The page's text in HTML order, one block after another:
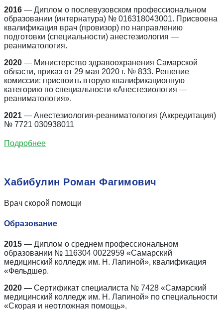
2016 — Диплом о послевузовском профессиональном
образовании (интернатура) № 016318043001. Присвоена
квалификация врач (провизор) по направлению
подготовки (специальности) анестезиология —
реаниматология.
2020 — Министерство здравоохранения Самарской
области, приказ от 29 мая 2020 г. № 833. Решение
комиссии: присвоить вторую квалификационную
категорию по специальности «Анестезиология —
реаниматология».
2021 — Анестезиология-реаниматология (Аккредитация)
№ 7721 030938011
Подробнее
Хабибулин Роман Фагимович
Врач скорой помощи
Образование
2015 — Диплом о среднем профессиональном
образовании № 116304 0022959 «Самарский
медицинский колледж им. Н. Лапиной», квалификация
«Фельдшер.
2020 — Сертификат специалиста № 7428 «Самарский
медицинский колледж им. Н. Лапиной» по специальности
«Скорая и неотложная помощь».